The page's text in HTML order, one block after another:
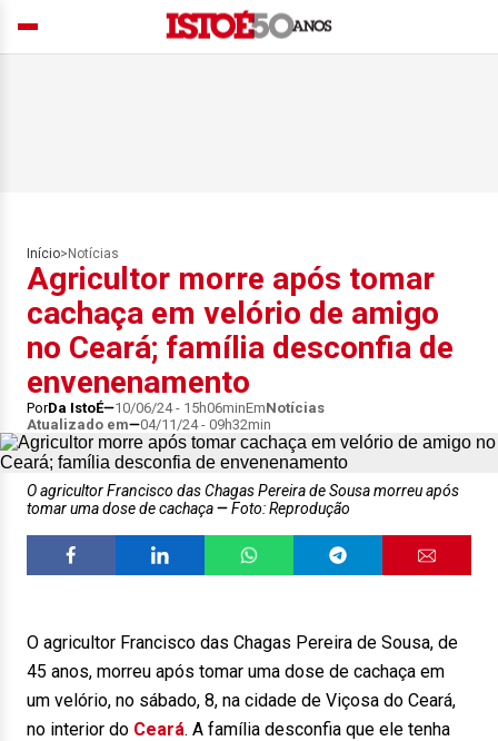
Início> Notícias
Agricultor morre após tomar
cachaça em velório de amigo
no Ceará; família desconfia de
envenenamento
PorDa IstoÉ 10/06/24 - 15h06minEmNotícias
Atualizado em
04/11/24 - 09h32min
O agricultor Francisco das Chagas Pereira de Sousa morreu após
tomar uma dose de cachaça
Foto: Reprodução
O agricultor Francisco das Chagas Pereira de Sousa, de
45 anos, morreu após tomar uma dose de cachaça em
um velório, no sábado, 8, na cidade de Viçosa do Ceará,
no interior do Ceará. A família desconfia que ele tenha